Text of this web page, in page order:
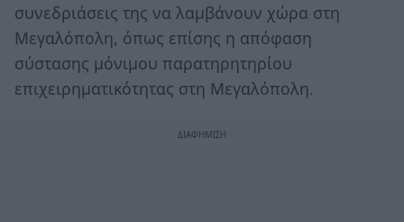
συνεδριάσεις της να λαμβάνουν χώρα στη
Μεγαλόπολη, όπως επίσης η απόφαση
σύστασης μόνιμου παρατηρητηρίου
επιχειρηματικότητας στη Μεγαλόπολη.